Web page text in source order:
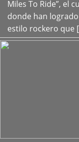
Miles To Ride”, el
donde han
estilo rockero que